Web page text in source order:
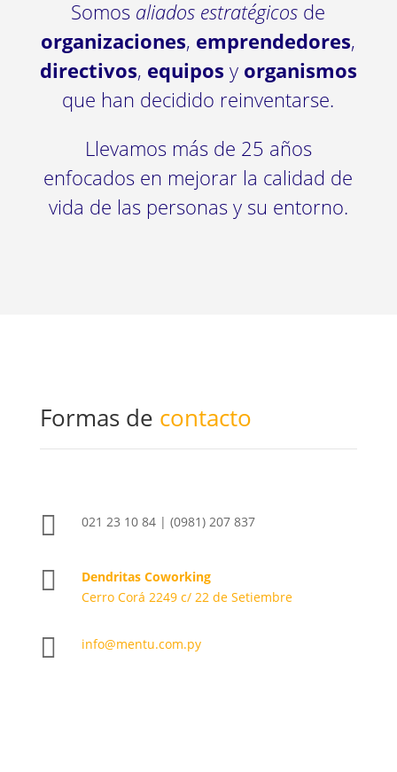
Somos aliados estratégicos de
organizaciones, emprendedores,
directivos, equipos y organismos
que han decidido reinventarse.
Llevamos más de 25 años
enfocados en mejorar la calidad de
vida de las personas y su entorno.
Formas de contacto
 021 23 10 84 | (0981) 207 837

Dendritas Coworking
Cerro Corá 2249 c/ 22 de Setiembre
 info@mentu.com.py